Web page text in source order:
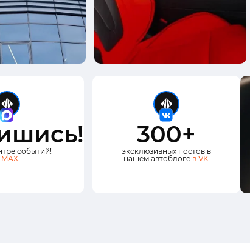
событий!
MAX
300+
эксклюзивных постов в
нашем автоблоге в VK